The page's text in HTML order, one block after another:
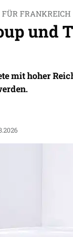
FRANKREICH
und
mit hoher